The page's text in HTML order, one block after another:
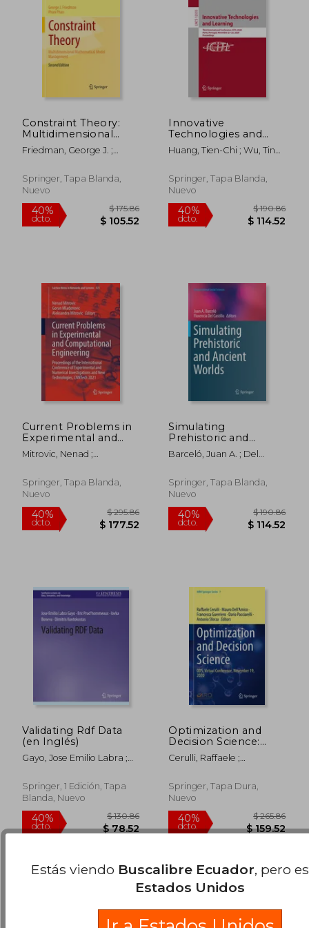
dcto. $ 65.02 dcto.
40%
dcto.
$ 355.86
dcto.
Constraint Theory:
Multidimensional
Mathematical Model
Management (en
Friedman, George J. ;
Springer, Tapa Blanda,
Nuevo
40%
dcto. $ 105.52
Innovative
Technologies and
Learning: Third
International
2020, Porto, Portugal,
November 23-25,
(en Inglés)
Huang, Tien-Chi ; Wu, Ting-
Springer, Tapa Blanda,
Nuevo
40%
dcto.
Current Problems in
Experimental and
Computational
Engineering:
International
Conference of
Numerical
Investigatio (en
Mitrovic, Nenad ;
Mitrovic, Aleksandra
Springer, Tapa Blanda,
Nuevo
Simulating
Prehistoric and
Ancient Worlds (en
Inglés)
Barceló, Juan A. ; Del
Springer, Tapa Blanda,
Nuevo
Validating Rdf Data
(en Inglés)
Gayo, Jose Emilio Labra ;
Boneva, Iovka
Springer, 1 Edición, Tapa
Blanda, Nuevo
Optimization and
Decision Science:
Ods, Virtual
Conference,
(en Inglés)
Cerulli, Raffaele ;
Guerriero, Francesca
Springer, Tapa Dura,
Nuevo
Estás viendo Buscalibre Ecuador, pero
Estados Unidos